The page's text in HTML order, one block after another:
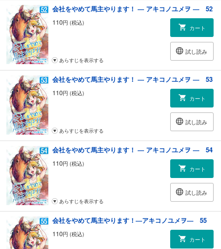
会社をやめて馬主やります！ ― アキコノユメヲ ― 52
110円 (税込)
カート
試し読み
あらすじを表示する
会社をやめて馬主やります！ ― アキコノユメヲ ― 53
110円 (税込)
カート
試し読み
あらすじを表示する
会社をやめて馬主やります！ ― アキコノユメヲ ― 54
110円 (税込)
カート
試し読み
あらすじを表示する
会社をやめて馬主やります！―アキコノユメヲ― 55
110円 (税込)
カート